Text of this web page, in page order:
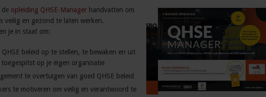
de opleiding QHSE-Managerhandvatten om
veilig en gezond te laten werken.
je in staat om:
QHSE beleid op te stellen, te bewaken en uit
op je eigen organisatie
te overtuigen van goed QHSE beleid
te motiveren om veilig en verantwoord te